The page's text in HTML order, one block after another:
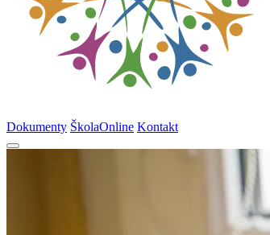
Dokumenty ŠkolaOnline Kontakt